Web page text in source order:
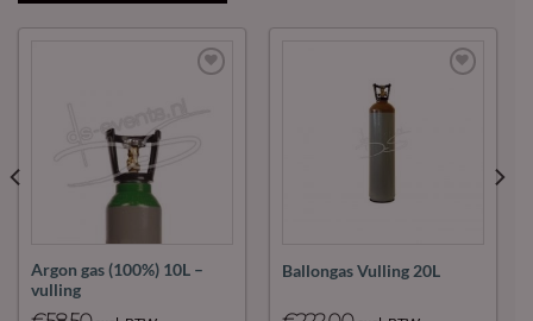
Argon gas (100%) 10L –
vulling
Ballongas Vulling 20L